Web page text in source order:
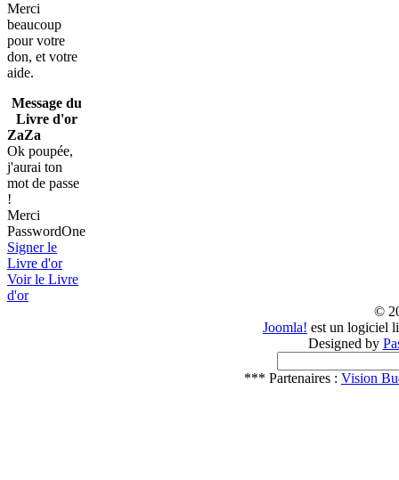
Merci
beaucoup
pour votre
don, et votre
aide.
Message du
Livre d'or
ZaZa
Ok poupée,
j'aurai ton
mot de passe
!
Merci
PasswordOne
Signer le
Livre d'or
Voir le Livre
d'or
©
Joomla! est un logiciel
Designed by
*** Partenaires : Vision